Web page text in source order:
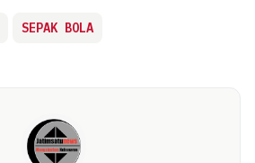
SEPAK BOLA